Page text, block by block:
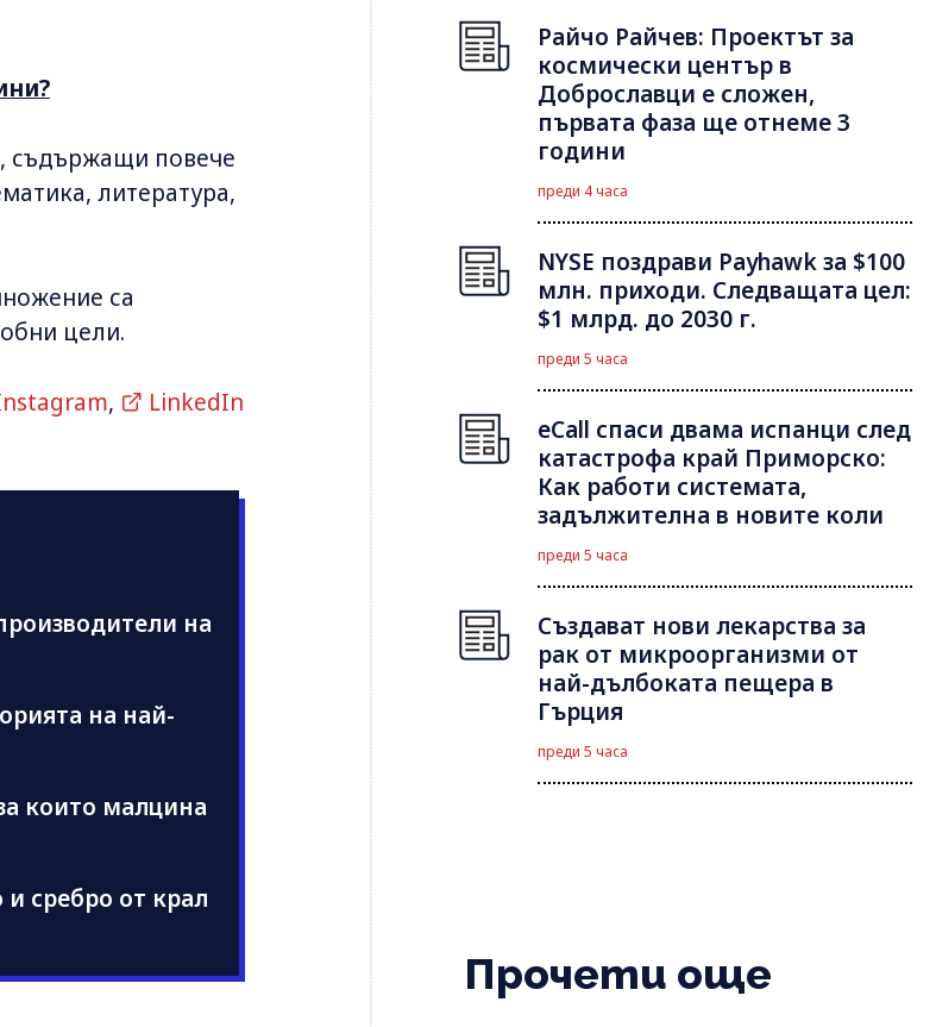
съдържащи повече
литература,
са
цели.
,
LinkedIn
на
на най-
които малцина
сребро от крал
Райчо Райчев: Проектът за
космически център в
Доброславци е сложен,
първата фаза ще отнеме 3
години
преди 4 часа
NYSE поздрави Payhawk за $100
млн. приходи. Следващата цел:
$1 млрд. до 2030 г.
преди 5 часа
eCall спаси двама испанци след
катастрофа край Приморско:
Как работи системата,
задължителна в новите коли
преди 5 часа
Създават нови лекарства за
рак от микроорганизми от
най-дълбоката пещера в
Гърция
преди 5 часа
Прочети още